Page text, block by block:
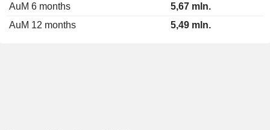
AuM 6 months
5,67 mln.
AuM 12 months
5,49 mln.